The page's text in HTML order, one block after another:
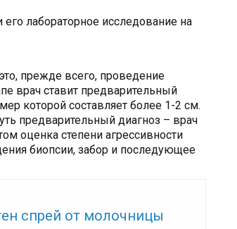
лабораторное исследование на
прежде всего, проведение
врач ставит предварительный
которой составляет более 1-2 см.
предварительный диагноз – врач
оценка степени агрессивности
биопсии, забор и последующее
спрей от молочницы